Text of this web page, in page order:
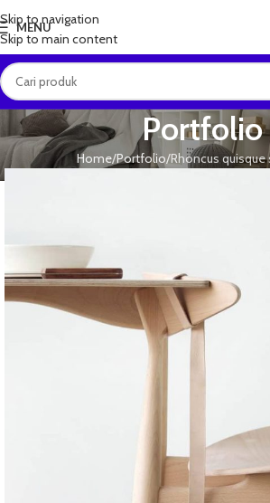
Skip to navigation
Skip to main content
MENU
Portfolio
Home Portfolio Rhoncus